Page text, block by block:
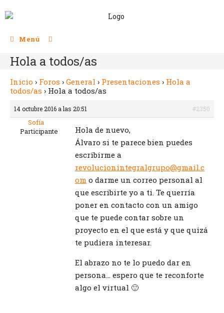
Menú
Hola a todos/as
Inicio › Foros › General › Presentaciones › Hola a
todos/as › Hola a todos/as
14 octubre 2016 a las 20:51 #2350
Sofía
Participante
Hola de nuevo,
Álvaro si te parece bien puedes
escribirme a
revolucionintegralgrupo@gmail.c
om o darme un correo personal al
que escribirte yo a ti. Te querría
poner en contacto con un amigo
que te puede contar sobre un
proyecto en el que está y que quizá
te pudiera interesar.
El abrazo no te lo puedo dar en
persona… espero que te reconforte
algo el virtual 🙂